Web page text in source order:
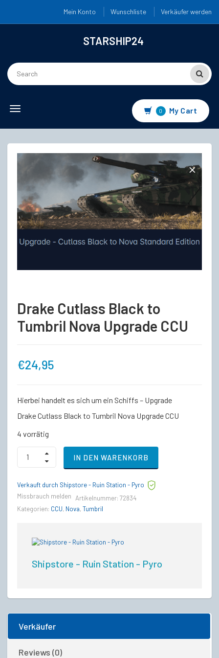
Mein Konto Wunschliste Verkäufer werden
STARSHIP24
Toggle
0 My Cart
Drake Cutlass Black to
Tumbril Nova Upgrade CCU
€24,95
Hierbei handelt es sich um ein Schiffs – Upgrade
Drake Cutlass Black to Tumbril Nova Upgrade CCU
4 vorrätig
Drake
Cutlass
Black
Tumbril
Nova
CCU
IN DEN WARENKORB
Verkauft durch Shipstore - Ruin Station - Pyro
Missbrauch melden
Artikelnummer: 72834
Kategorien: CCU, Nova, Tumbril
Shipstore - Ruin Station - Pyro
Verkäufer
Reviews (0)